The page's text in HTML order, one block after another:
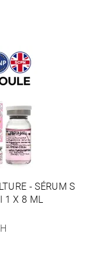
- SÉRUM S
1 X 8 ML